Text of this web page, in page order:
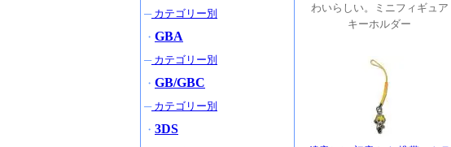
わいらしい。ミニフィギュア
キーホルダー
─カテゴリー別
・ GBA
─カテゴリー別
・ GB/GBC
─カテゴリー別
・ 3DS